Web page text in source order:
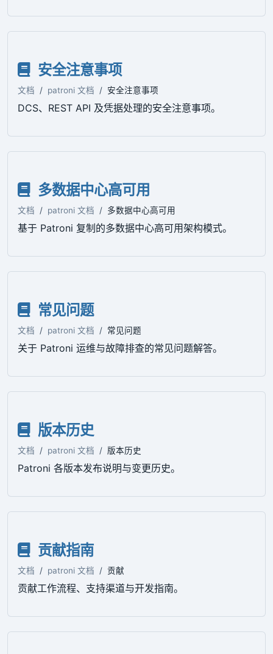
安全注意事项
文档 patroni 文档 安全注意事项
DCS、REST API 及凭据处理的安全注意事项。
多数据中心高可用
文档 patroni 文档 多数据中心高可用
基于 Patroni 复制的多数据中心高可用架构模式。
常见问题
文档 patroni 文档 常见问题
关于 Patroni 运维与故障排查的常见问题解答。
版本历史
文档 patroni 文档 版本历史
Patroni 各版本发布说明与变更历史。
贡献指南
文档 patroni 文档 贡献
贡献工作流程、支持渠道与开发指南。